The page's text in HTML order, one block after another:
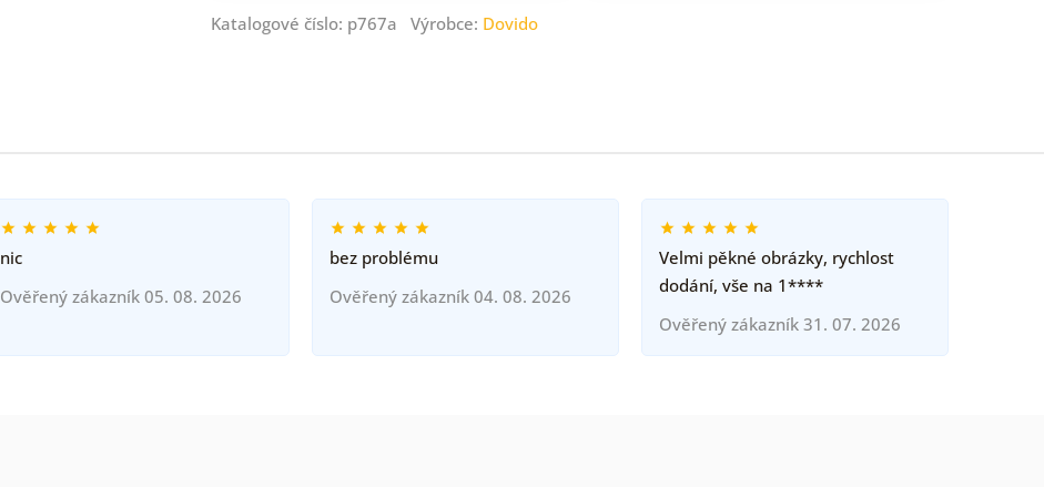
Katalogové číslo: p767a Výrobce: Dovido
nic
Ověřený zákazník 05. 08. 2026
bez problému
Ověřený zákazník 04. 08. 2026
Velmi pěkné obrázky, rychlost
dodání, vše na 1****
Ověřený zákazník 31. 07. 2026